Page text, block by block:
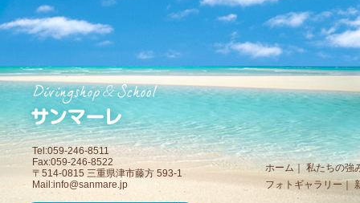
Tel:059-246-8511
Fax:059-246-8522
〒514-0815 三重県津市藤方 593-1
Mail:info@sanmare.jp
ホーム
私たちの強
フォトギャラリー｜